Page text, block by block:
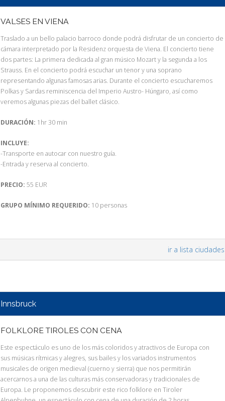
VALSES EN VIENA
Traslado a un bello palacio barroco donde podrá disfrutar de un concierto de
cámara interpretado por la Residenz orquesta de Viena. El concierto tiene
dos partes: La primera dedicada al gran músico Mozart y la segunda a los
Strauss. En el concierto podrá escuchar un tenor y una soprano
representando algunas famosas arias. Durante el concierto escucharemos
Polkas y Sardas reminiscencia del Imperio Austro- Húngaro, así como
veremos algunas piezas del ballet clásico.
DURACIÓN: 1hr 30 min
INCLUYE:
-Transporte en autocar con nuestro guía.
-Entrada y reserva al concierto.
PRECIO: 55 EUR
GRUPO MÍNIMO REQUERIDO: 10 personas
ir a lista ciudades
Innsbruck
FOLKLORE TIROLES CON CENA
Este espectáculo es uno de los más coloridos y atractivos de Europa con
sus músicas rítmicas y alegres, sus bailes y los variados instrumentos
musicales de origen medieval (cuerno y sierra) que nos permitirán
acercarnos a una de las culturas más conservadoras y tradicionales de
Europa. Le proponemos descubrir este rico folklore en Tiroler